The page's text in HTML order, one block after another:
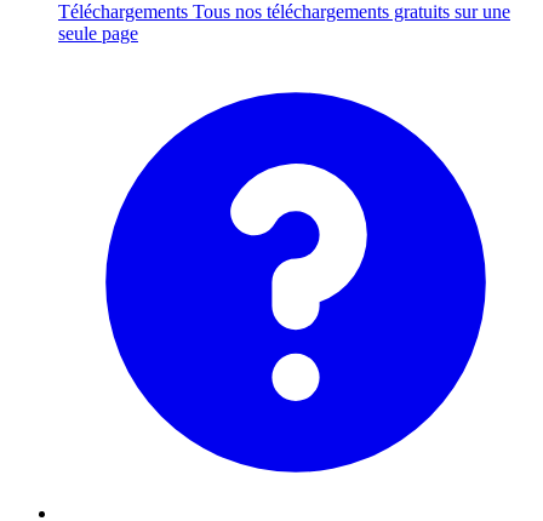
Téléchargements Tous nos téléchargements gratuits sur une
seule page